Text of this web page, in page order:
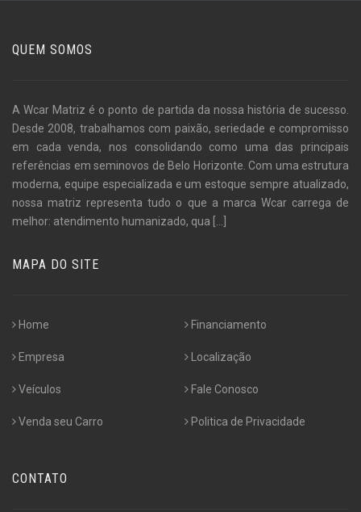
QUEM SOMOS
A Wcar Matriz é o ponto de partida da nossa história de sucesso.
Desde 2008, trabalhamos com paixão, seriedade e compromisso
em cada venda, nos consolidando como uma das principais
referências em seminovos de Belo Horizonte. Com uma estrutura
moderna, equipe especializada e um estoque sempre atualizado,
nossa matriz representa tudo o que a marca Wcar carrega de
melhor: atendimento humanizado, qua [...]
MAPA DO SITE
Home
Empresa
Veículos
Venda seu Carro
Financiamento
Localização
Fale Conosco
Politica de Privacidade
CONTATO